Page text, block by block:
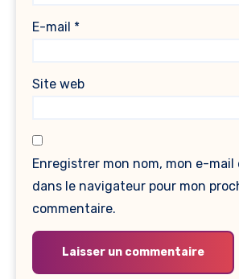
E-mail *
Site web
Enregistrer mon nom, mon e-
dans le navigateur pour mon
commentaire.